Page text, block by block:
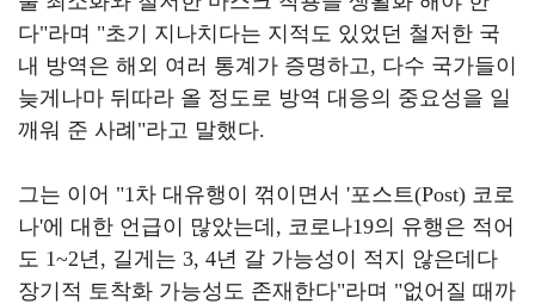
다"라며 "초기 지나치다는 지적도 있었던 철저한 국
내 방역은 해외 여러 통계가 증명하고, 다수 국가들이
늦게나마 뒤따라 올 정도로 방역 대응의 중요성을 일
깨워 준 사례 "라고 말했다.
그는 이어 "1차 대유행이 꺾이면서 '포스트(Post) 코로
나'에 대한 언급이 많았는데 , 코로나19의 유행은 적어
도 1~2년, 길게는 3, 4년 갈 가능성이 적지 않은데다
장기적 토착화 가능성도 존재한다"라며 "없어질 때까